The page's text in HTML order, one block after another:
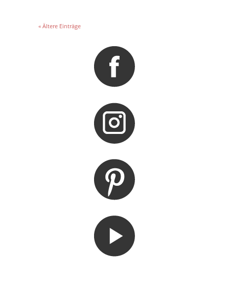
« Ältere Einträge